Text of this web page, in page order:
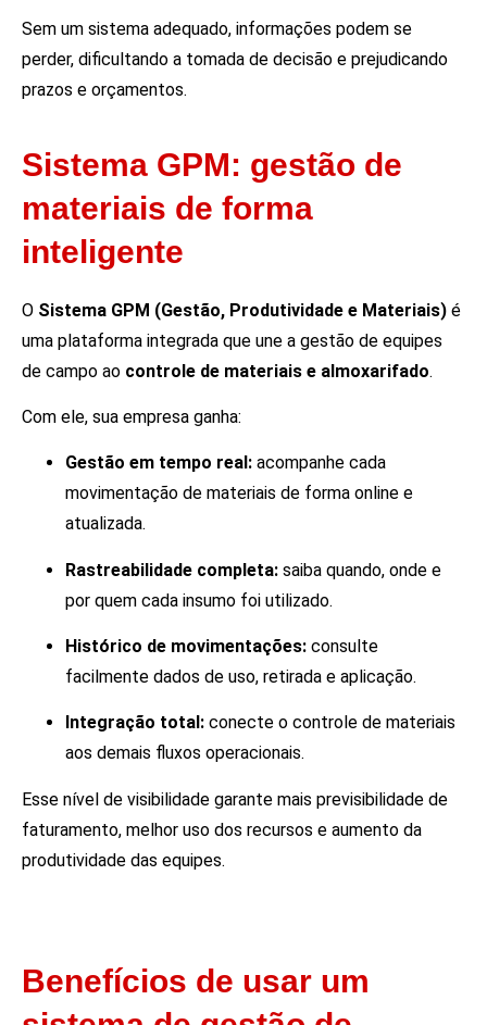
Sem um sistema adequado, informações podem se
perder, dificultando a tomada de decisão e prejudicando
prazos e orçamentos.
Sistema GPM: gestão de
materiais de forma
inteligente
O Sistema GPM (Gestão, Produtividade e Materiais) é
uma plataforma integrada que une a gestão de equipes
de campo ao controle de materiais e almoxarifado.
Com ele, sua empresa ganha:
Gestão em tempo real: acompanhe cada
movimentação de materiais de forma online e
atualizada.
Rastreabilidade completa: saiba quando, onde e
por quem cada insumo foi utilizado.
Histórico de movimentações: consulte
facilmente dados de uso, retirada e aplicação.
Integração total: conecte o controle de materiais
aos demais fluxos operacionais.
Esse nível de visibilidade garante mais previsibilidade de
faturamento, melhor uso dos recursos e aumento da
produtividade das equipes.
Benefícios de usar um